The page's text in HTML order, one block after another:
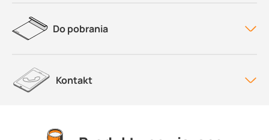
Do pobrania
Kontakt